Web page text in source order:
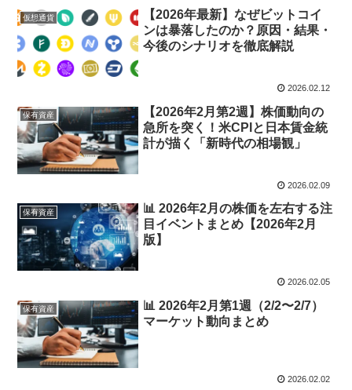
仮想通貨
【2026年最新】なぜビットコイ
ンは暴落したのか？原因・結果・
今後のシナリオを徹底解説
2026.02.12
保有資産
【2026年2月第2週】株価動向の
急所を突く！米CPIと日本賃金統
計が描く「新時代の相場観」
2026.02.09
保有資産
📊 2026年2月の株価を左右する注
目イベントまとめ【2026年2月
版】
2026.02.05
保有資産
📊 2026年2月第1週（2/2〜2/7）
マーケット動向まとめ
2026.02.02